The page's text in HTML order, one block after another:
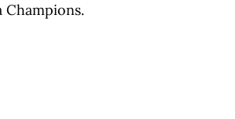
Champions.